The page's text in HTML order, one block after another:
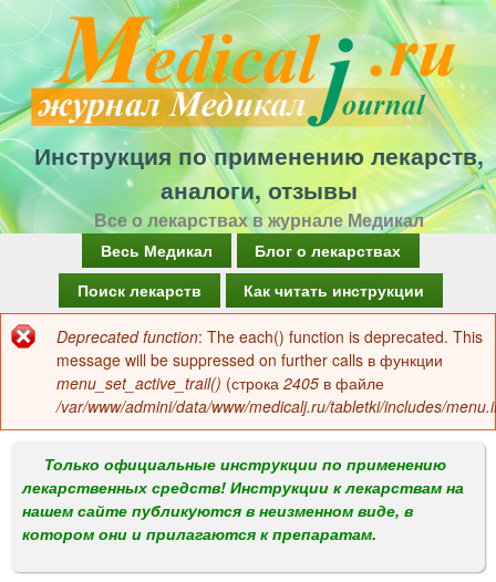
Перейти
к
основному
содержанию
Инструкция по применению лекарств,
аналоги, отзывы
Все о лекарствах в журнале Медикал
а
в
о
м
е
н
Весь Медикал
Блог о лекарствах
Поиск лекарств
Как читать инструкции
Сообщение
об
ошибке
Deprecated function: The each() function is deprecated. This
message will be suppressed on further calls в функции
menu_set_active_trail() (строка 2405 в файле
/var/www/admini/data/www/medicalj.ru/tabletki/includes/
Только официальные инструкции по применению
лекарственных средств! Инструкции к лекарствам на
нашем сайте публикуются в неизменном виде, в
котором они и прилагаются к препаратам.